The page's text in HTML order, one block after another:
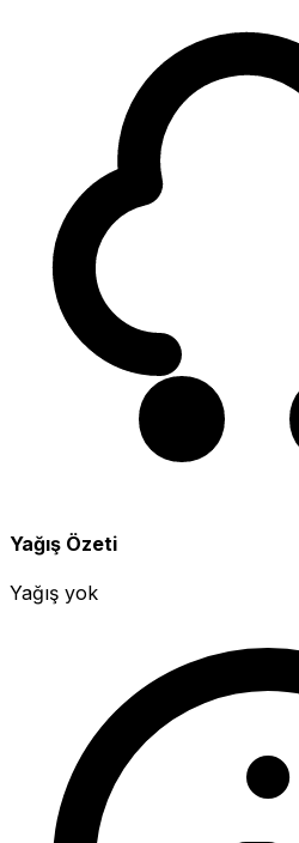
Yağış Özeti
Yağış yok